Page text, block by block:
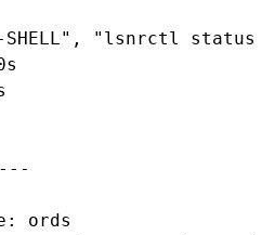
"lsnrctl status
ords